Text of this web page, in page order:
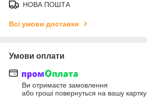
НОВА ПОШТА
Всі умови доставки
Умови оплати
Ви отримаєте замовлення
або гроші повернуться на вашу картку